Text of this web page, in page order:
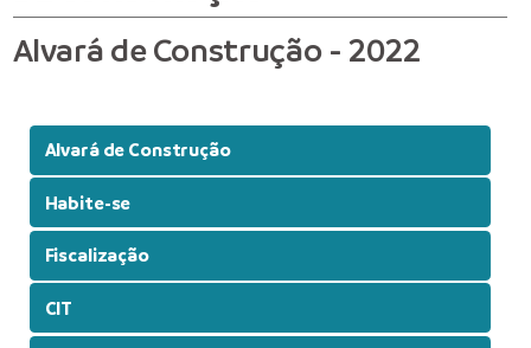
Alvará de Construção - 2022
Alvará de Construção
Habite-se
Fiscalização
CIT